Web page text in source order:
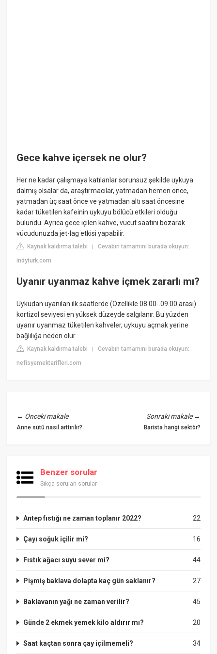
Gece kahve içersek ne olur?
Her ne kadar çalışmaya katılanlar sorunsuz şekilde uykuya
dalmış olsalar da, araştırmacılar, yatmadan hemen önce,
yatmadan üç saat önce ve yatmadan altı saat öncesine
kadar tüketilen kafeinin uykuyu bölücü etkileri olduğu
bulundu. Ayrıca gece içilen kahve, vücut saatini bozarak
vücudunuzda jet-lag etkisi yapabilir.
Kaynak kaldırma talebi |Cevabın tamamını burada okuyun:
indyturk.com
Uyanır uyanmaz kahve içmek zararlı mı?
Uykudan uyanılan ilk saatlerde (Özellikle 08.00-.09.00 arası)
kortizol seviyesi en yüksek düzeyde salgılanır. Bu yüzden
uyanır uyanmaz tüketilen kahveler, uykuyu açmak yerine
bağlılığa neden olur.
Kaynak kaldırma talebi |Cevabın tamamını burada okuyun:
nefisyemektarifleri.com
← Önceki makale
Anne sütü nasıl arttırılır?
Sonraki makale→
Barista hangi sektör?
Benzer sorular
Sıkça sorulan sorular
22
Antep fıstığı ne zaman toplanır 2022?
16
Çayı soğuk içilir mi?
44
Fıstık ağacı suyu sever mi?
27
Pişmiş baklava dolapta kaç gün saklanır?
45
Baklavanın yağı ne zaman verilir?
20
Günde 2 ekmek yemek kilo aldırır mı?
34
Saat kaçtan sonra çay içilmemeli?